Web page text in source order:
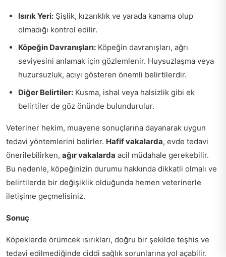
Isırık Yeri: Şişlik, kızarıklık ve yarada kanama olup
olmadığı kontrol edilir.
Köpeğin Davranışları: Köpeğin davranışları, ağrı
seviyesini anlamak için gözlemlenir. Huysuzlaşma veya
huzursuzluk, acıyı gösteren önemli belirtilerdir.
Diğer Belirtiler: Kusma, ishal veya halsizlik gibi ek
belirtiler de göz önünde bulundurulur.
Veteriner hekim, muayene sonuçlarına dayanarak uygun
tedavi yöntemlerini belirler. Hafif vakalarda, evde tedavi
önerilebilirken, ağır vakalarda acil müdahale gerekebilir.
Bu nedenle, köpeğinizin durumu hakkında dikkatli olmalı ve
belirtilerde bir değişiklik olduğunda hemen veterinerle
iletişime geçmelisiniz.
Sonuç
Köpeklerde örümcek ısırıkları, doğru bir şekilde teşhis ve
tedavi edilmediğinde ciddi sağlık sorunlarına yol açabilir.